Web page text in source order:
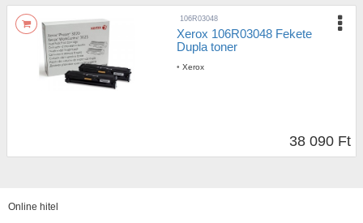
106R03048
Xerox 106R03048 Fekete
Dupla toner
• Xerox
38 090 Ft
Online hitel